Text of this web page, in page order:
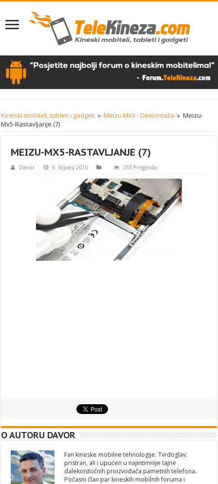
Kineski mobiteli, tableti i gadgeti » Meizu Mx5 - Demontaža » Meizu-
Mx5-Rastavljanje (7)
MEIZU-MX5-RASTAVLJANJE (7)
Davor 6. Srpanj 2015 353 Pregleda
O AUTORU DAVOR
Fan kineske mobilne tehnologije. Tvrdoglav,
pristran, ali i upućen u najintimnije tajne
dalekoistočnih proizvođača pametnih telefona.
Počasni član par kineskih mobilnih foruma i